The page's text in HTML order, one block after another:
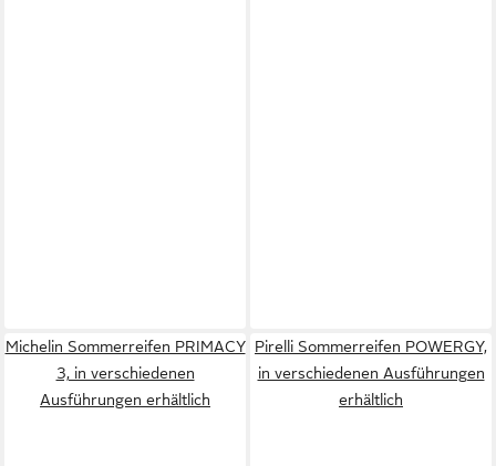
Michelin Sommerreifen PRIMACY
3, in verschiedenen
Ausführungen erhältlich
Pirelli Sommerreifen POWERGY,
in verschiedenen Ausführungen
erhältlich